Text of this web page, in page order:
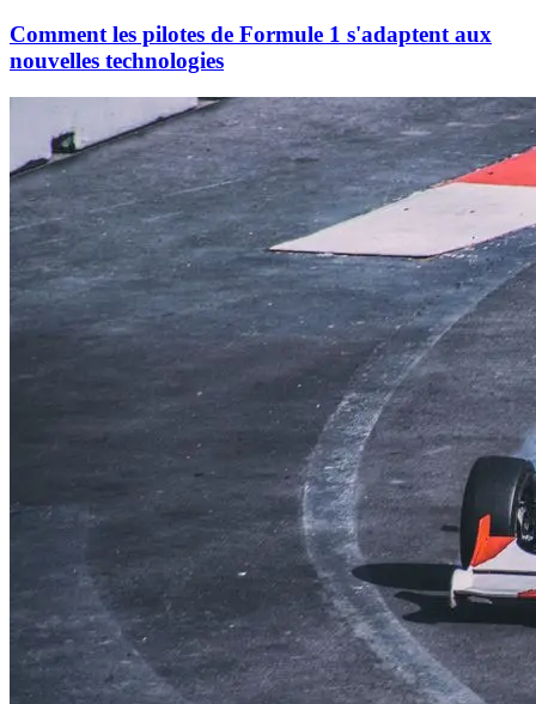
Comment les pilotes de Formule 1 s'adaptent aux
nouvelles technologies